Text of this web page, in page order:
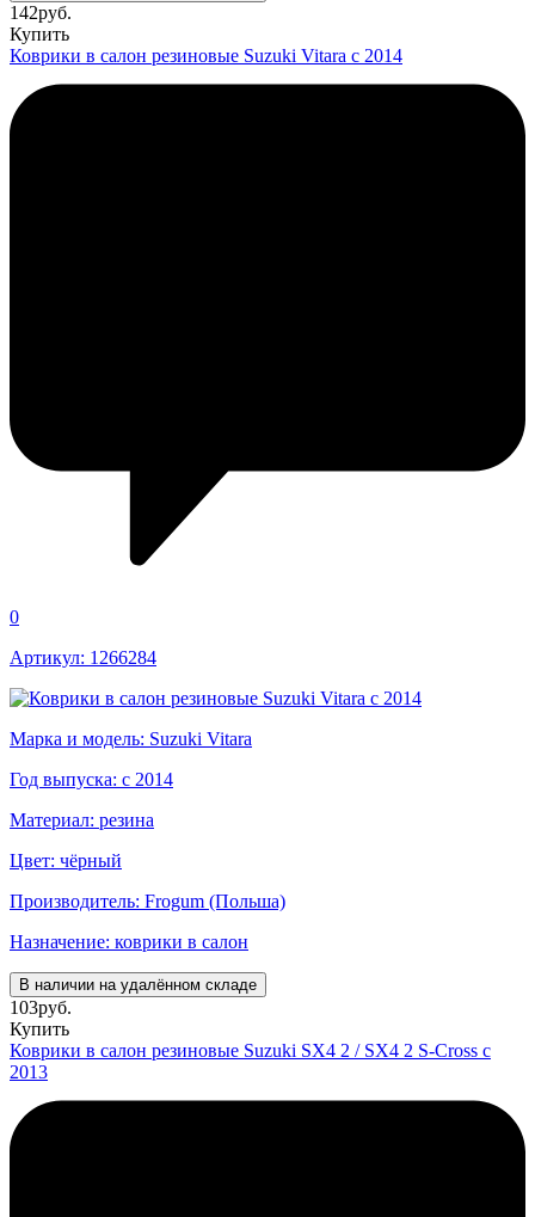
142руб.
Купить
Коврики в салон резиновые Suzuki Vitara с 2014
0
Артикул: 1266284
Марка и модель: Suzuki Vitara
Год выпуска: с 2014
Материал: резина
Цвет: чёрный
Производитель: Frogum (Польша)
Назначение: коврики в салон
В наличии на удалённом складе
103руб.
Купить
Коврики в салон резиновые Suzuki SX4 2 / SX4 2 S-Cross с
2013